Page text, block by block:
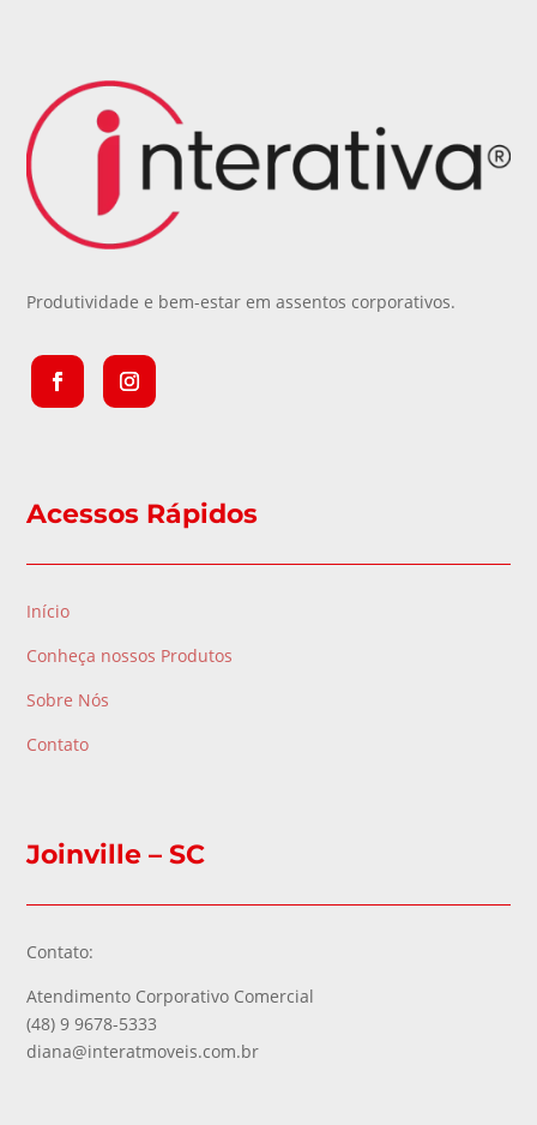
Produtividade e bem-estar em assentos corporativos.
Acessos Rápidos
Início
Conheça nossos Produtos
Sobre Nós
Contato
Joinville – SC
Contato:
Atendimento Corporativo Comercial
(48) 9 9678-5333
diana@interatmoveis.com.br